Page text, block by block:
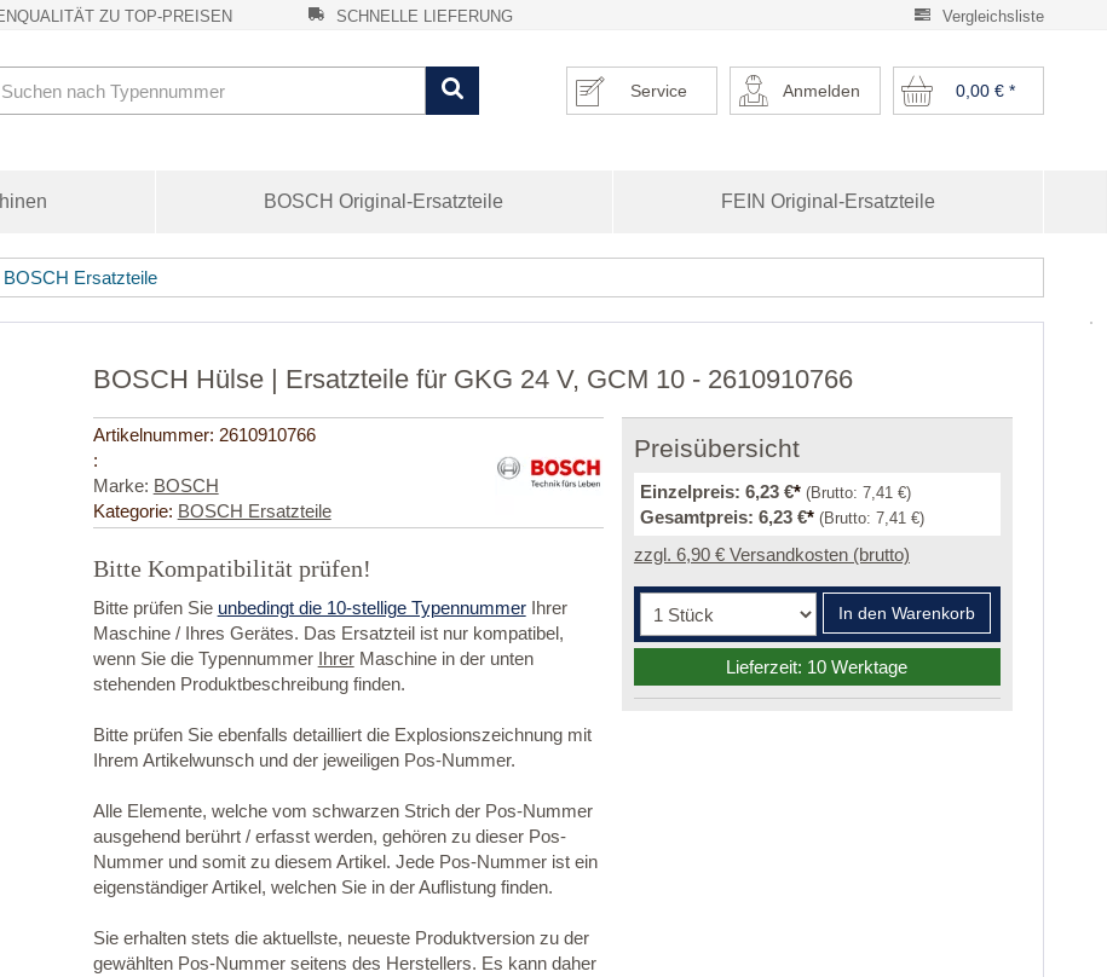
Vergleichsliste
ZU TOP-PREISEN SCHNELLE LIEFERUNG
0,00 €*
Anmelden
Service
BOSCH Original-Ersatzteile FEIN Original-Ersatzteile
BOSCH Ersatzteile
BOSCH Hülse | Ersatzteile für GKG 24 V, GCM 10 - 2610910766
Artikelnummer: 2610910766
:
Marke: BOSCH
Kategorie: BOSCH Ersatzteile
Bitte Kompatibilität prüfen!
Bitte prüfen Sie unbedingt die 10-stellige TypennummerIhrer
Maschine / Ihres Gerätes. Das Ersatzteil ist nur kompatibel,
wenn Sie die Typennummer IhrerMaschine in der unten
stehenden Produktbeschreibung finden.
Bitte prüfen Sie ebenfalls detailliert die Explosionszeichnung mit
Ihrem Artikelwunsch und der jeweiligen Pos-Nummer.
Alle Elemente, welche vom schwarzen Strich der Pos-Nummer
ausgehend berührt / erfasst werden, gehören zu dieser Pos-
Nummer und somit zu diesem Artikel. Jede Pos-Nummer ist ein
eigenständiger Artikel, welchen Sie in der Auflistung finden.
Sie erhalten stets die aktuellste, neueste Produktversion zu der
gewählten Pos-Nummer seitens des Herstellers. Es kann daher
Preisübersicht
Einzelpreis: 6,23 €* (Brutto: 7,41 €)
Gesamtpreis: 6,23 €* (Brutto: 7,41 €)
zzgl. 6,90 € Versandkosten (brutto)
In den Warenkorb
Lieferzeit: 10 Werktage